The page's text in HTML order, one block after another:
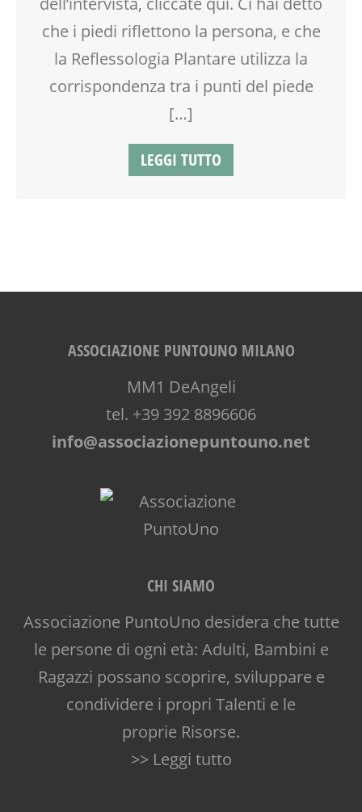
che i piedi riflettono la persona, e che
la Reflessologia Plantare utilizza la
corrispondenza tra i punti del piede
[…]
LEGGI TUTTO
ASSOCIAZIONE PUNTOUNO MILANO
MM1 DeAngeli
tel. +39 392 8896606
info@associazionepuntouno.net
CHI SIAMO
Associazione PuntoUno desidera che tutte
le persone di ogni età: Adulti, Bambini e
Ragazzi possano scoprire, sviluppare e
condividere i propri Talenti e le
proprie Risorse.
>> Leggi tutto